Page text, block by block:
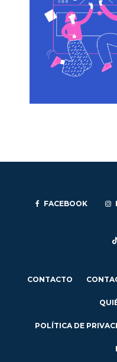
FACEBOOK
CONTACTO
POLÍTICA DE